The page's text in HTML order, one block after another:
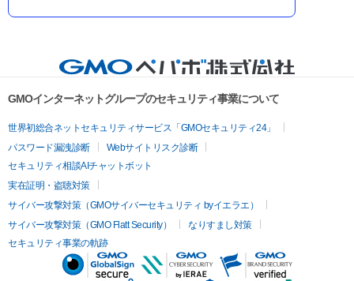
GMOインターネットグループのセキュリティ事業について
世界初総合ネットセキュリティサービス「GMOセキュリティ24」
パスワード漏洩診断
Webサイトリスク診断
セキュリティ相談AIチャットボット
実在証明・盗聴対策
サイバー攻撃対策（GMOサイバーセキュリティ byイエラエ）
サイバー攻撃対策（GMO Flatt Security）
なりすまし対策
セキュリティ事業の軌跡